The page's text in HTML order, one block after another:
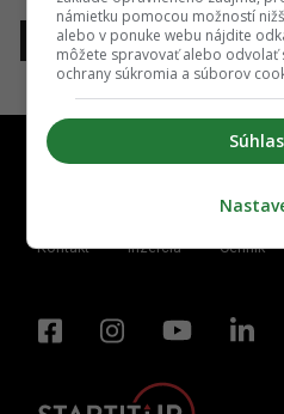
Kontakt Inzercia Cenník
námietku pomocou možností
alebo v ponuke webu nájdite
môžete spravovať alebo odvolať
ochrany súkromia a súborov